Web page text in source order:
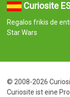
Curiosite
Regalos frikis de
Star Wars
© 2008-2026
Curiosite ist eine